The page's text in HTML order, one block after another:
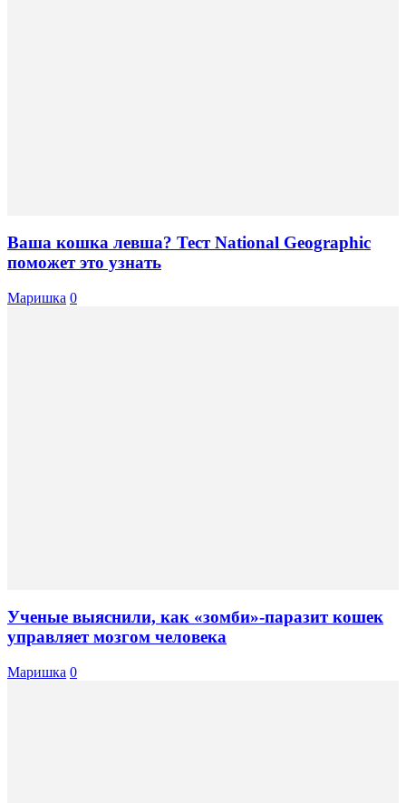
Ваша кошка левша? Тест National Geographic
поможет это узнать
Маришка 0
Ученые выяснили, как «зомби»-паразит кошек
управляет мозгом человека
Маришка 0